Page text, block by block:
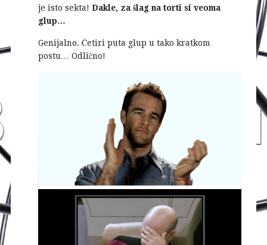
je isto sekta!Dakle, za šlag na torti si veoma
glup…
Genijalno. Četiri puta glup u tako kratkom
postu… Odlično!